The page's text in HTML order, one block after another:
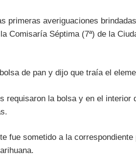
primeras averiguaciones
Comisaría Séptima (7ª) de la
de pan y dijo que traía el
requisaron la bolsa y en el
fue sometido a la